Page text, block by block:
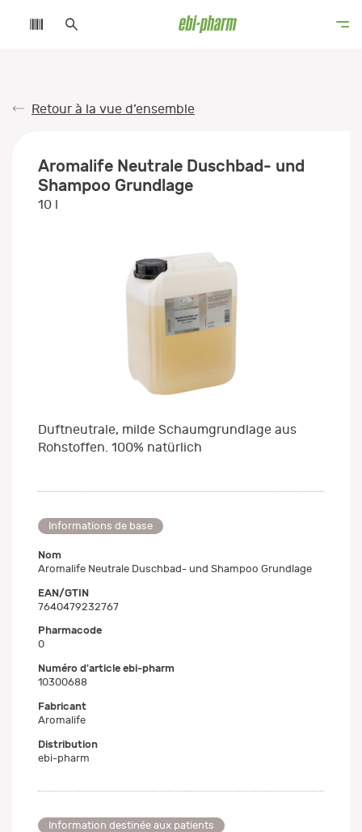
Retour à la vue d’ensemble
Aromalife Neutrale Duschbad- und
Shampoo Grundlage
10 l
Duftneutrale, milde Schaumgrundlage aus
Rohstoffen. 100% natürlich
Informations de base
Nom
Aromalife Neutrale Duschbad- und Shampoo Grundlage
EAN/GTIN
7640479232767
Pharmacode
0
Numéro d'article ebi-pharm
10300688
Fabricant
Aromalife
Distribution
ebi-pharm
Information destinée aux patients